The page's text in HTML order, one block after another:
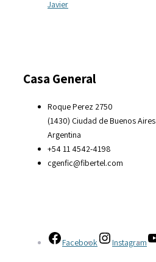
Javier
Casa General
Roque Perez 2750
(1430) Ciudad de Buenos Aires
Argentina
+54 11 4542-4198
cgenfic@fibertel.com
Facebook Instagram